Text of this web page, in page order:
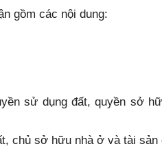
gồm các nội dung:
sử dụng đất, quyền sở
chủ sở hữu nhà ở và tài sản